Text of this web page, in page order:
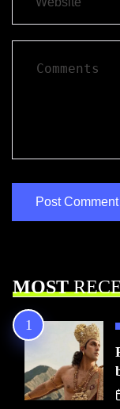
MOST